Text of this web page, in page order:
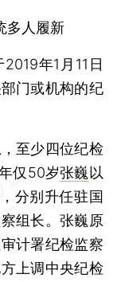
多人履新
年1月11日
门或机构的纪
至少四位纪检
仅50岁张巍 以
分别升任驻国
组长。张巍原
计署纪检监察
上调中央纪检